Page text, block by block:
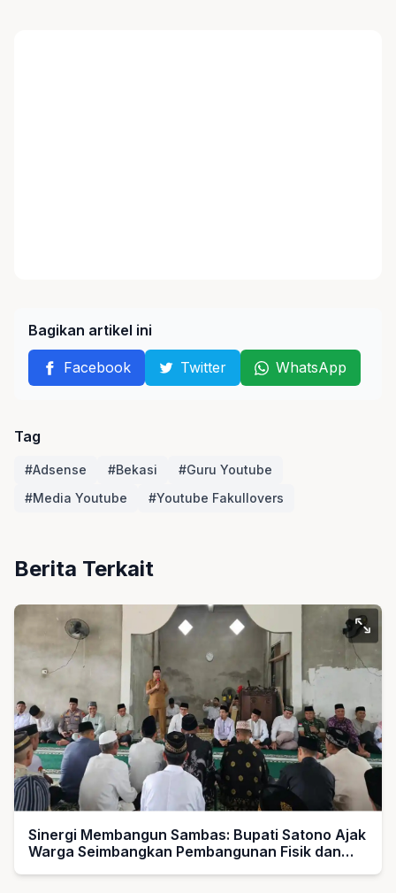
Bagikan artikel ini
Facebook Twitter WhatsApp
Tag
#Adsense #Bekasi
#Guru Youtube
#Media Youtube
#Youtube Fakullovers
Berita Terkait
Sinergi Membangun Sambas: Bupati Satono Ajak
Warga Seimbangkan Pembangunan Fisik dan